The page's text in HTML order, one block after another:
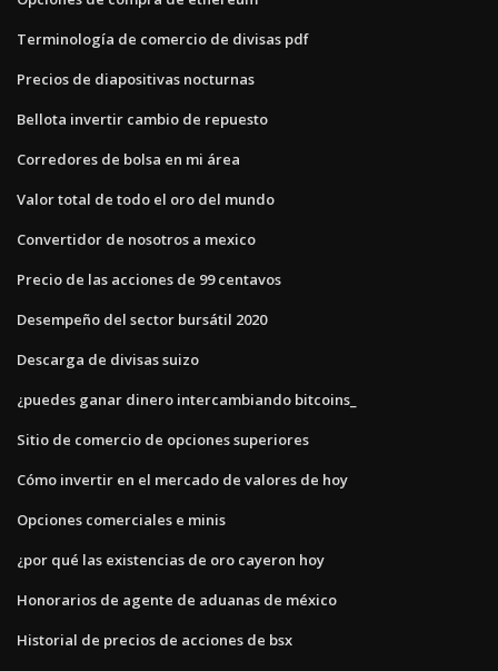
Terminología de comercio de divisas pdf
Precios de diapositivas nocturnas
Bellota invertir cambio de repuesto
Corredores de bolsa en mi área
Valor total de todo el oro del mundo
Convertidor de nosotros a mexico
Precio de las acciones de 99 centavos
Desempeño del sector bursátil 2020
Descarga de divisas suizo
¿puedes ganar dinero intercambiando bitcoins_
Sitio de comercio de opciones superiores
Cómo invertir en el mercado de valores de hoy
Opciones comerciales e minis
¿por qué las existencias de oro cayeron hoy
Honorarios de agente de aduanas de méxico
Historial de precios de acciones de bsx